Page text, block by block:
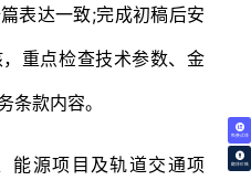
免费试译
翻译价格
表达一致;完成初稿后安
重点检查技术参数、金
条款内容。
源项目及轨道交通项